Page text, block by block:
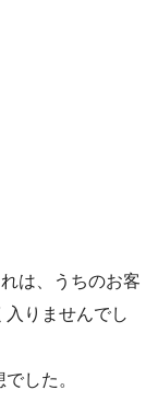
は、うちのお客
りませんでし
した。